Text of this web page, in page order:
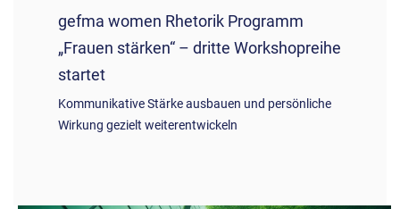
gefma women Rhetorik Programm
„Frauen stärken“ – dritte Workshopreihe
startet
Kommunikative Stärke ausbauen und persönliche
Wirkung gezielt weiterentwickeln